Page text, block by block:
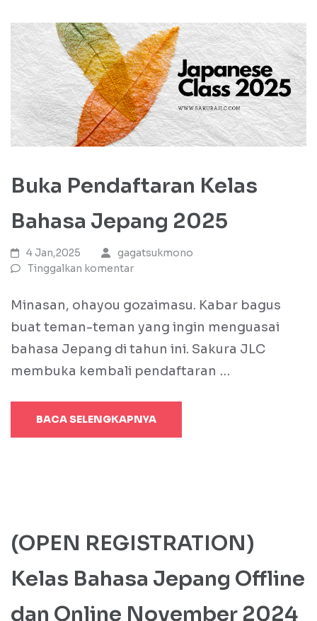
Buka Pendaftaran Kelas
Bahasa Jepang 2025
4 Jan,2025
gagatsukmono
Tinggalkan komentar
Minasan, ohayou gozaimasu. Kabar bagus
buat teman-teman yang ingin menguasai
bahasa Jepang di tahun ini. Sakura JLC
membuka kembali pendaftaran …
BACA SELENGKAPNYA
(OPEN REGISTRATION)
Kelas Bahasa Jepang Offline
dan Online November 2024